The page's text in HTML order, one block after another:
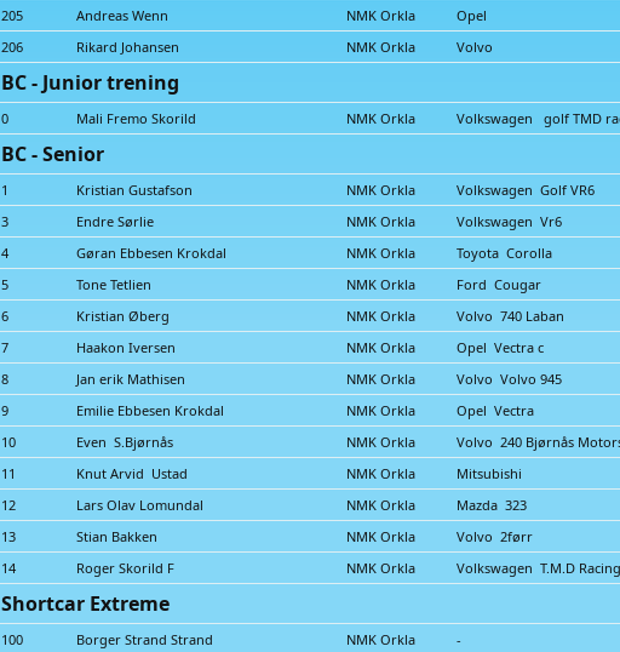
205
Andreas Wenn NMK Orkla
Opel
206
Rikard Johansen NMK Orkla Volvo
BC - Junior trening
0 Mali Fremo Skorild NMK Orkla Volkswagen golf TMD
BC - Senior
1 Kristian Gustafson NMK Orkla
Volkswagen Golf VR6
3
Endre Sørlie NMK Orkla
Volkswagen Vr6
4
Gøran Ebbesen Krokdal NMK Orkla
Toyota Corolla
5
Tone Tetlien NMK Orkla
Ford Cougar
6
Kristian Øberg NMK Orkla
Volvo 740 Laban
7
Haakon Iversen NMK Orkla
Opel Vectra c
8
Jan erik Mathisen NMK Orkla
Volvo Volvo 945
9
Emilie Ebbesen Krokdal NMK Orkla
Opel Vectra
10
Even S.Bjørnås NMK Orkla
Volvo 240 Bjørnås
11
Knut Arvid Ustad NMK Orkla
Mitsubishi
12
Lars Olav Lomundal NMK Orkla
Mazda 323
13
Stian Bakken NMK Orkla
Volvo 2førr
14
Roger Skorild F NMK Orkla Volkswagen T.M.D Racing
Shortcar Extreme
100 Borger Strand Strand NMK Orkla -